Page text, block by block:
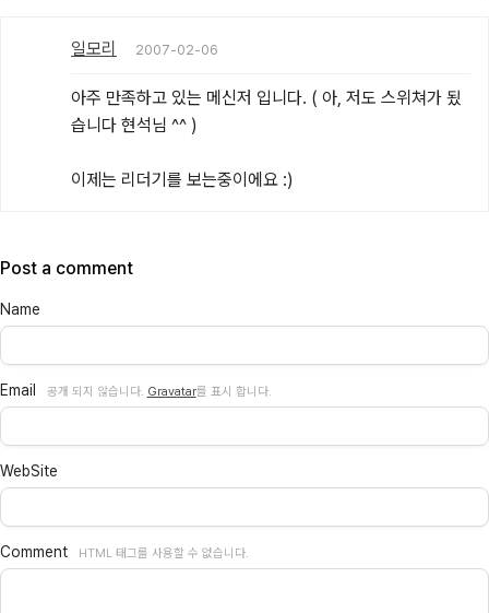
일모리 2007-02-06
아주 만족하고 있는 메신저 입니다. ( 아, 저도 스위쳐가 됬
습니다 현석님 ^^ )
이제는 리더기를 보는중이에요 :)
Post a comment
Name
Email 공개 되지 않습니다. Gravatar를 표시 합니다.
WebSite
Comment HTML 태그를 사용할 수 없습니다.